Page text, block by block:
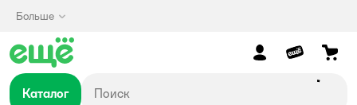
Больше
Каталог